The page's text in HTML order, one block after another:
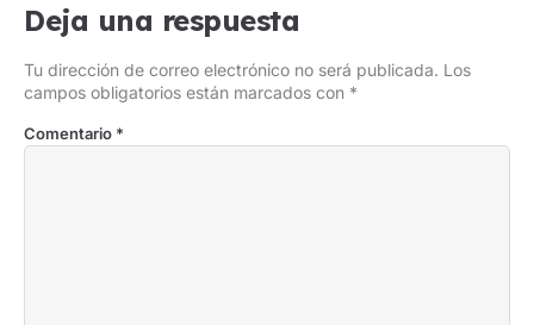
Deja una respuesta
Tu dirección de correo electrónico no será publicada. Los
campos obligatorios están marcados con *
Comentario *